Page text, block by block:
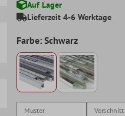
Auf Lager
Lieferzeit 4-6 Werktage
Farbe: Schwarz
Muster Verschnitt